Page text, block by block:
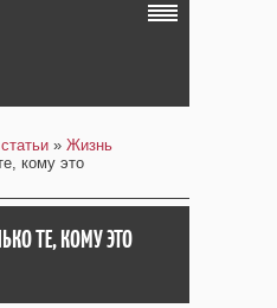
» Жизнь
кому это
ТЕ, КОМУ ЭТО